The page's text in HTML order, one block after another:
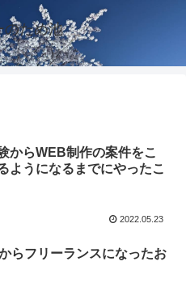
のため池
からWEB制作の案件をこ
ようになるまでにやったこ
2022.05.23
らフリーランスになったお